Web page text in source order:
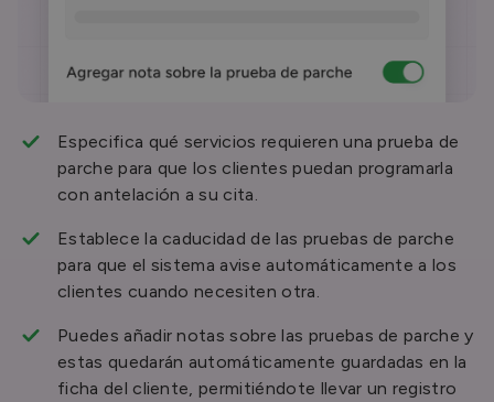
Especifica qué servicios requieren una prueba de
parche para que los clientes puedan programarla
con antelación a su cita.
Establece la caducidad de las pruebas de parche
para que el sistema avise automáticamente a los
clientes cuando necesiten otra.
Puedes añadir notas sobre las pruebas de parche y
estas quedarán automáticamente guardadas en la
ficha del cliente, permitiéndote llevar un registro